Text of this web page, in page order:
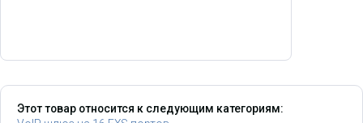
Этот товар относится к следующим категориям: